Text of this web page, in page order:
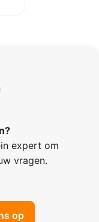
expert om
vragen.
op